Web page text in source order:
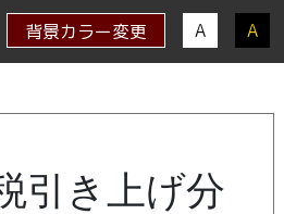
背景カラー変更 A A
引き上げ分